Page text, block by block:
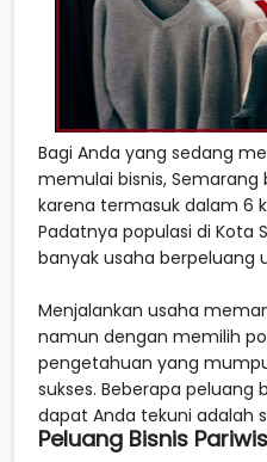
Bagi Anda yang sedang
memulai bisnis, Semarang
karena termasuk dalam 6
Padatnya populasi di
banyak usaha berpeluang
Menjalankan usaha
namun dengan memilih
pengetahuan yang
sukses. Beberapa peluang
dapat Anda tekuni adalah
Peluang Bisnis